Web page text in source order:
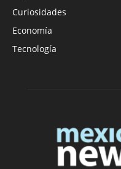
Curiosidades
Economía
Tecnología